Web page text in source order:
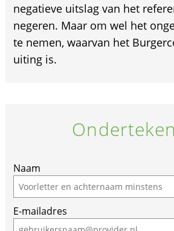
negatieve uitslag van het
negeren. Maar om wel het
te nemen, waarvan het
uiting is.
Naam
E-mailadres